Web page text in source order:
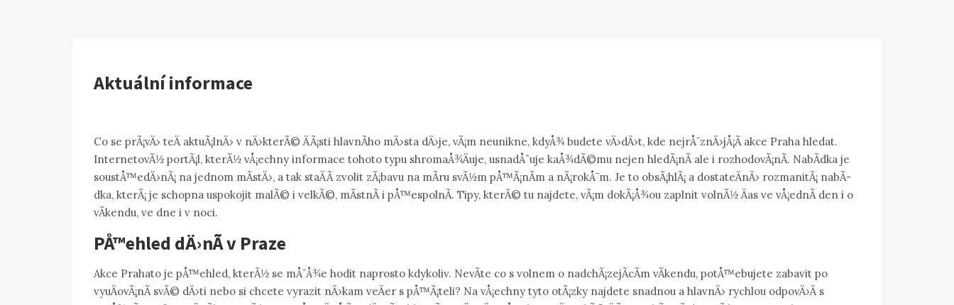
Aktuální informace
Co se prÃ¡vÄ› teÄ aktuÃ¡lnÄ› v nÄ›kterÃ© ÄÃ¡sti hlavnÃ­ho mÄ›sta dÄ›je, vÃ¡m neunikne, kdyÅ¾ budete vÄ›dÄ›t, kde nejrÅ¯znÄ›jÅ¡Ã­ akce Praha hledat.
InternetovÃ½ portÃ¡l, kterÃ½ vÅ¡echny informace tohoto typu shromaÅ¾Äuje, usnadÅˆuje kaÅ¾dÃ©mu nejen hledÃ¡nÃ­ ale i rozhodovÃ¡nÃ­. NabÃ­dka je
soustÅ™edÄ›nÃ¡ na jednom mÃ­stÄ›, a tak staÄÃ­ zvolit zÃ¡bavu na mÃ­ru svÃ½m pÅ™Ã¡nÃ­m a nÃ¡rokÅ¯m. Je to obsÃ¡hlÃ¡ a dostateÄnÄ› rozmanitÃ¡ nabÃ­
dka, kterÃ¡ je schopna uspokojit malÃ© i velkÃ©, mÃ­stnÃ­ i pÅ™espolnÃ­. Tipy, kterÃ© tu najdete, vÃ¡m dokÃ¡Å¾ou zaplnit volnÃ½ Äas ve vÅ¡ednÃ­ den i o
vÃ­kendu, ve dne i v noci.
PÅ™ehled dÄ›nÃ­ v Praze
Akce Prahato je pÅ™ehled, kterÃ½ se mÅ¯Å¾e hodit naprosto kdykoliv. NevÃ­te co s volnem o nadchÃ¡zejÃ­cÃ­m vÃ­kendu, potÅ™ebujete zabavit po
vyuÄovÃ¡nÃ­ svÃ© dÄ›ti nebo si chcete vyrazit nÄ›kam veÄer s pÅ™Ã¡teli? Na vÅ¡echny tyto otÃ¡zky najdete snadnou a hlavnÄ› rychlou odpovÄ›Ä s